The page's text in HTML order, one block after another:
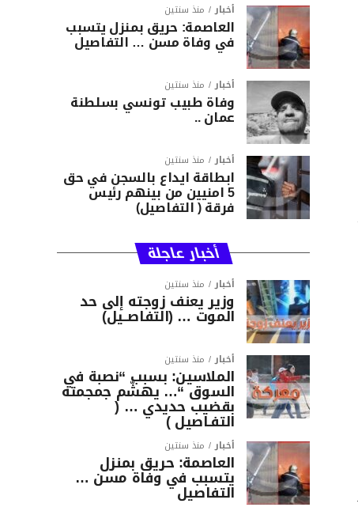
أخبار منذ سنتين
العاصمة: حريق بمنزل يتسبب
في وفاة مسن … التفاصيل
أخبار منذ سنتين
وفاة طبيب تونسي بسلطنة
عمان ..
أخبار منذ سنتين
ابطاقة ايداع بالسجن في حق
5 امنيين من بينهم رئيس
فرقة ( التفاصيل)
أخبار عاجلة
أخبار منذ سنتين
وزير يعنف زوجته إلى حد
الموت … (التفاصــيل)
أخبار منذ سنتين
الملاسين: بسبب “نصبة في
السوق “… يهشّم جمجمته
بقضيب حديدي … (
التفـاصيل )
أخبار منذ سنتين
العاصمة: حريق بمنزل
يتسبب في وفاة مسن …
التفاصيل